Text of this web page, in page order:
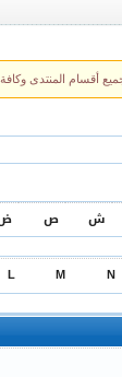
أقسام المنتدى
ش ص
L M N